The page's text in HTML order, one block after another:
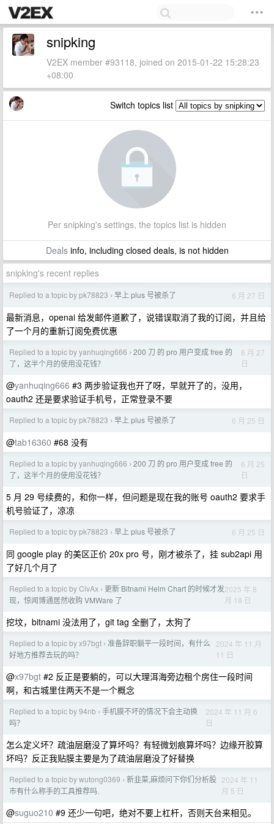
snipking
V2EX member #93118, joined on 2015-01-22 15:28:23
+08:00
Switch topics list
Per snipking's settings, the topics list is hidden
Dealsinfo, including closed deals, is not hidden
snipking's recent replies
Replied to a topic by pk78823 › 早上 plus 号被杀了 6 月 27 日
最新消息，openai 给发邮件道歉了，说错误取消了我的订阅，并且给
了一个月的重新订阅免费优惠
Replied to a topic by yanhuqing666 › 200 刀 的 pro 用户变成 free 的
了，这半个月的使用没花钱？
6 月 27
日
@yanhuqing666 #3 两步验证我也开了呀，早就开了的，没用，
oauth2 还是要求验证手机号，正常登录不要
Replied to a topic by pk78823 › 早上 plus 号被杀了 6 月 25 日
@tab16360 #68 没有
Replied to a topic by yanhuqing666 › 200 刀 的 pro 用户变成 free 的
了，这半个月的使用没花钱？
6 月 25
日
5 月 29 号续费的，和你一样，但问题是现在我的账号 oauth2 要求手
机号验证了，凉凉
Replied to a topic by pk78823 › 早上 plus 号被杀了 6 月 25 日
同 google play 的美区正价 20x pro 号，刚才被杀了，挂 sub2api 用
了好几个月了
Replied to a topic by CivAx › 更新 Bitnami Helm Chart 的时候才发
现，惊闻博通居然收购 VMWare 了
2025 年 8
月 18 日
挖坟，bitnami 没法用了，git tag 全删了，太狗了
Replied to a topic by x97bgt › 准备辞职躺平一段时间，有什么
好地方推荐去玩的吗？
2024 年 11 月
11 日
@x97bgt #2 反正是要躺的，可以大理洱海旁边租个房住一段时间
啊，和古城里住两天不是一个概念
Replied to a topic by 94nb › 手机膜不坏的情况下会主动换
吗？
2024 年 11 月 6
日
怎么定义坏？疏油层磨没了算坏吗？有轻微划痕算坏吗？边缘开胶算
坏吗？反正我贴膜主要是为了疏油层磨没了好替换
Replied to a topic by wutong0369 › 新韭菜,麻烦问下你们分析股
市有什么称手的工具推荐吗.
2024 年 11
月 5 日
@suguo210 #9 还少一句吧，绝对不要上杠杆，否则天台来相见。